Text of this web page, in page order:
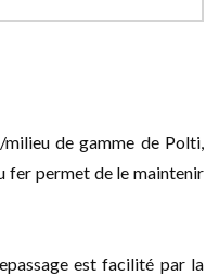
milieu de gamme de Polti,
fer permet de le maintenir
est facilité par la